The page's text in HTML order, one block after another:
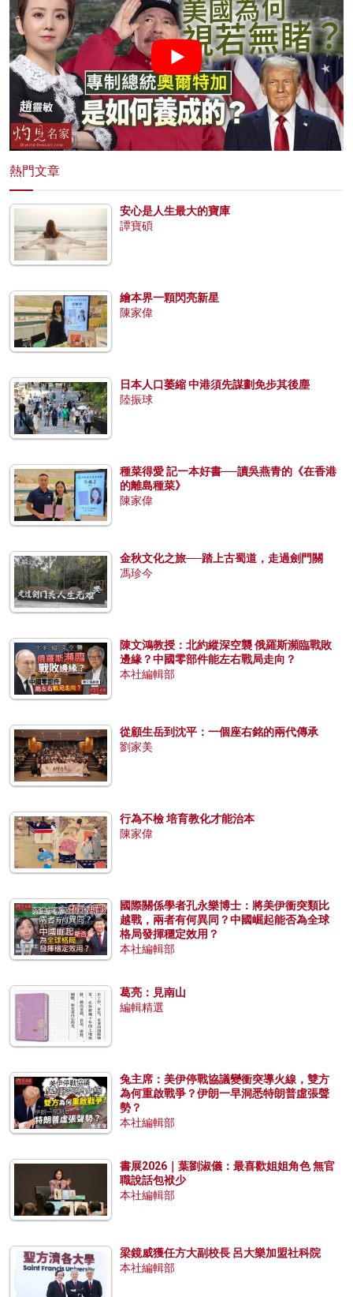
熱門文章
安心是人生最大的寶庫
譚寶碩
繪本界一顆閃亮新星
陳家偉
日本人口萎縮 中港須先謀劃免步其後塵
陸振球
種菜得愛 記一本好書──讀吳燕青的《在香港
的離島種菜》
陳家偉
金秋文化之旅──踏上古蜀道，走過劍門關
馮珍今
陳文鴻教授：北約縱深空襲 俄羅斯瀕臨戰敗
邊緣？中國零部件能左右戰局走向？
本社編輯部
從顧生岳到沈平：一個座右銘的兩代傳承
劉家美
行為不檢 培育教化才能治本
陳家偉
國際關係學者孔永樂博士：將美伊衝突類比
越戰，兩者有何異同？中國崛起能否為全球
格局發揮穩定效用？
本社編輯部
葛亮：見南山
編輯精選
兔主席：美伊停戰協議變衝突導火線，雙方
為何重啟戰爭？伊朗一早洞悉特朗普虛張聲
勢？
本社編輯部
書展2026｜葉劉淑儀：最喜歡姐姐角色 無官
職說話包袱少
本社編輯部
梁鏡威獲任方大副校長 呂大樂加盟社科院
本社編輯部